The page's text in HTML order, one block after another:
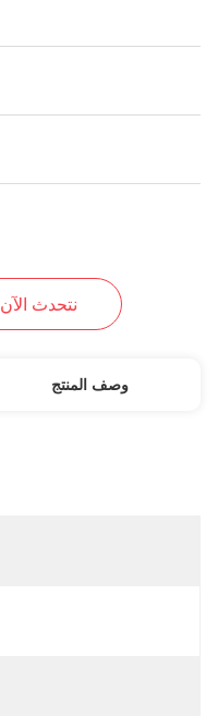
نتحدث الآن
وصف المنتج